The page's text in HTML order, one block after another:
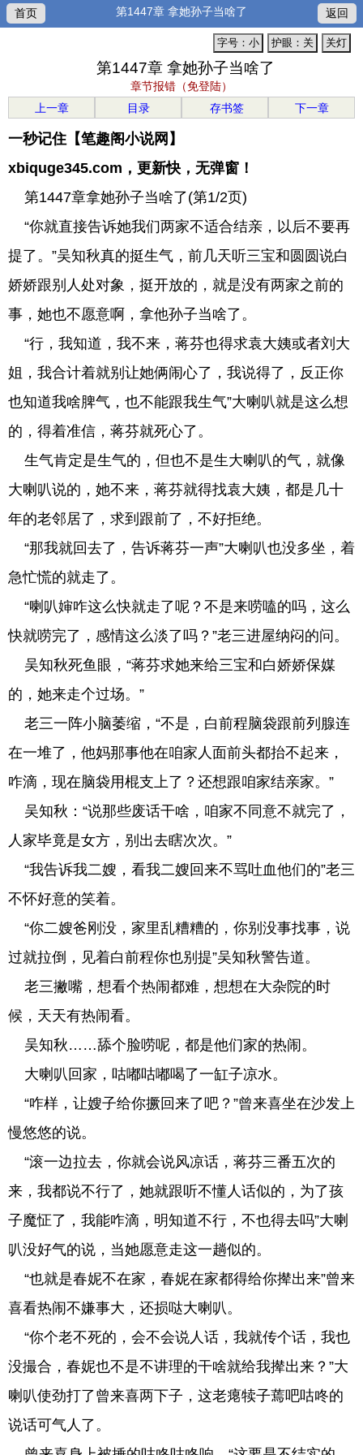
首页 第1447章 拿她孙子当啥了 返回
关灯
护眼：关
字号：小
第1447章 拿她孙子当啥了
章节报错（免登陆）
上一章
目录 存书签 下一章
一秒记住【笔趣阁小说网】
xbiquge345.com，更新快，无弹窗！
第1447章拿她孙子当啥了(第1/2页)
“你就直接告诉她我们两家不适合结亲，以后不要再
提了。”吴知秋真的挺生气，前几天听三宝和圆圆说白
娇娇跟别人处对象，挺开放的，就是没有两家之前的
事，她也不愿意啊，拿他孙子当啥了。
“行，我知道，我不来，蒋芬也得求袁大姨或者刘大
姐，我合计着就别让她俩闹心了，我说得了，反正你
也知道我啥脾气，也不能跟我生气”大喇叭就是这么想
的，得着准信，蒋芬就死心了。
生气肯定是生气的，但也不是生大喇叭的气，就像
大喇叭说的，她不来，蒋芬就得找袁大姨，都是几十
年的老邻居了，求到跟前了，不好拒绝。
“那我就回去了，告诉蒋芬一声”大喇叭也没多坐，着
急忙慌的就走了。
“喇叭婶咋这么快就走了呢？不是来唠嗑的吗，这么
快就唠完了，感情这么淡了吗？”老三进屋纳闷的问。
吴知秋死鱼眼，“蒋芬求她来给三宝和白娇娇保媒
的，她来走个过场。”
老三一阵小脑萎缩，“不是，白前程脑袋跟前列腺连
在一堆了，他妈那事他在咱家人面前头都抬不起来，
咋滴，现在脑袋用棍支上了？还想跟咱家结亲家。”
吴知秋：“说那些废话干啥，咱家不同意不就完了，
人家毕竟是女方，别出去瞎次次。”
“我告诉我二嫂，看我二嫂回来不骂吐血他们的”老三
不怀好意的笑着。
“你二嫂爸刚没，家里乱糟糟的，你别没事找事，说
过就拉倒，见着白前程你也别提”吴知秋警告道。
老三撇嘴，想看个热闹都难，想想在大杂院的时
候，天天有热闹看。
吴知秋……舔个脸唠呢，都是他们家的热闹。
大喇叭回家，咕嘟咕嘟喝了一缸子凉水。
“咋样，让嫂子给你撅回来了吧？”曾来喜坐在沙发上
慢悠悠的说。
“滚一边拉去，你就会说风凉话，蒋芬三番五次的
来，我都说不行了，她就跟听不懂人话似的，为了孩
子魔怔了，我能咋滴，明知道不行，不也得去吗”大喇
叭没好气的说，当她愿意走这一趟似的。
“也就是春妮不在家，春妮在家都得给你撵出来”曾来
喜看热闹不嫌事大，还损哒大喇叭。
“你个老不死的，会不会说人话，我就传个话，我也
没撮合，春妮也不是不讲理的干啥就给我撵出来？”大
喇叭使劲打了曾来喜两下子，这老瘪犊子蔫吧咕咚的
说话可气人了。